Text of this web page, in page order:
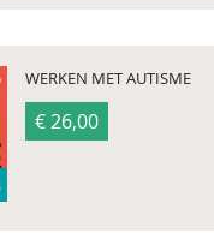
WERKEN MET AUTISME
€ 26,00